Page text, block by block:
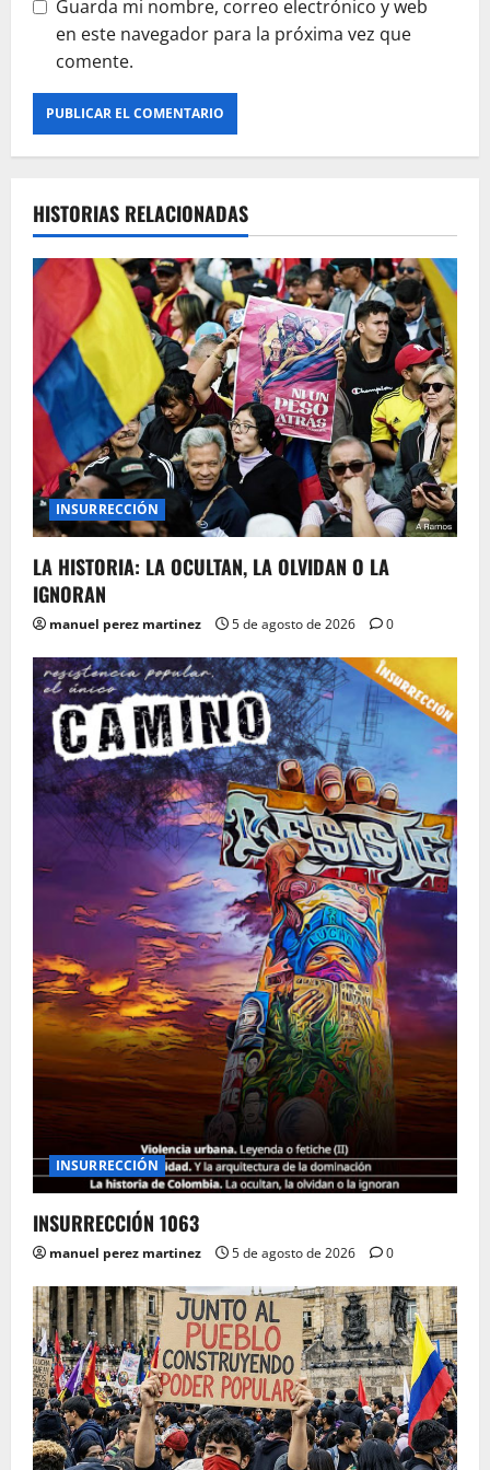
Guarda mi nombre, correo electrónico y web
en este navegador para la próxima vez que
comente.
HISTORIAS RELACIONADAS
INSURRECCIÓN
LA HISTORIA: LA OCULTAN, LA OLVIDAN O LA
IGNORAN
manuel perez martinez 5 de agosto de 2026 0
INSURRECCIÓN
INSURRECCIÓN 1063
manuel perez martinez 5 de agosto de 2026 0